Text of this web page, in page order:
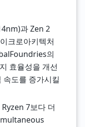
과 Zen 2
크로아키텍처
의
효율성을 개선
도를 증가시킬
7보다 더